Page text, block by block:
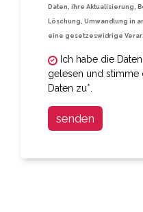
Daten, ihre Aktualisierung,
Löschung, Umwandlung in
eine gesetzeswidrige
Ich habe die
gelesen und stimme
Daten zu*.
senden